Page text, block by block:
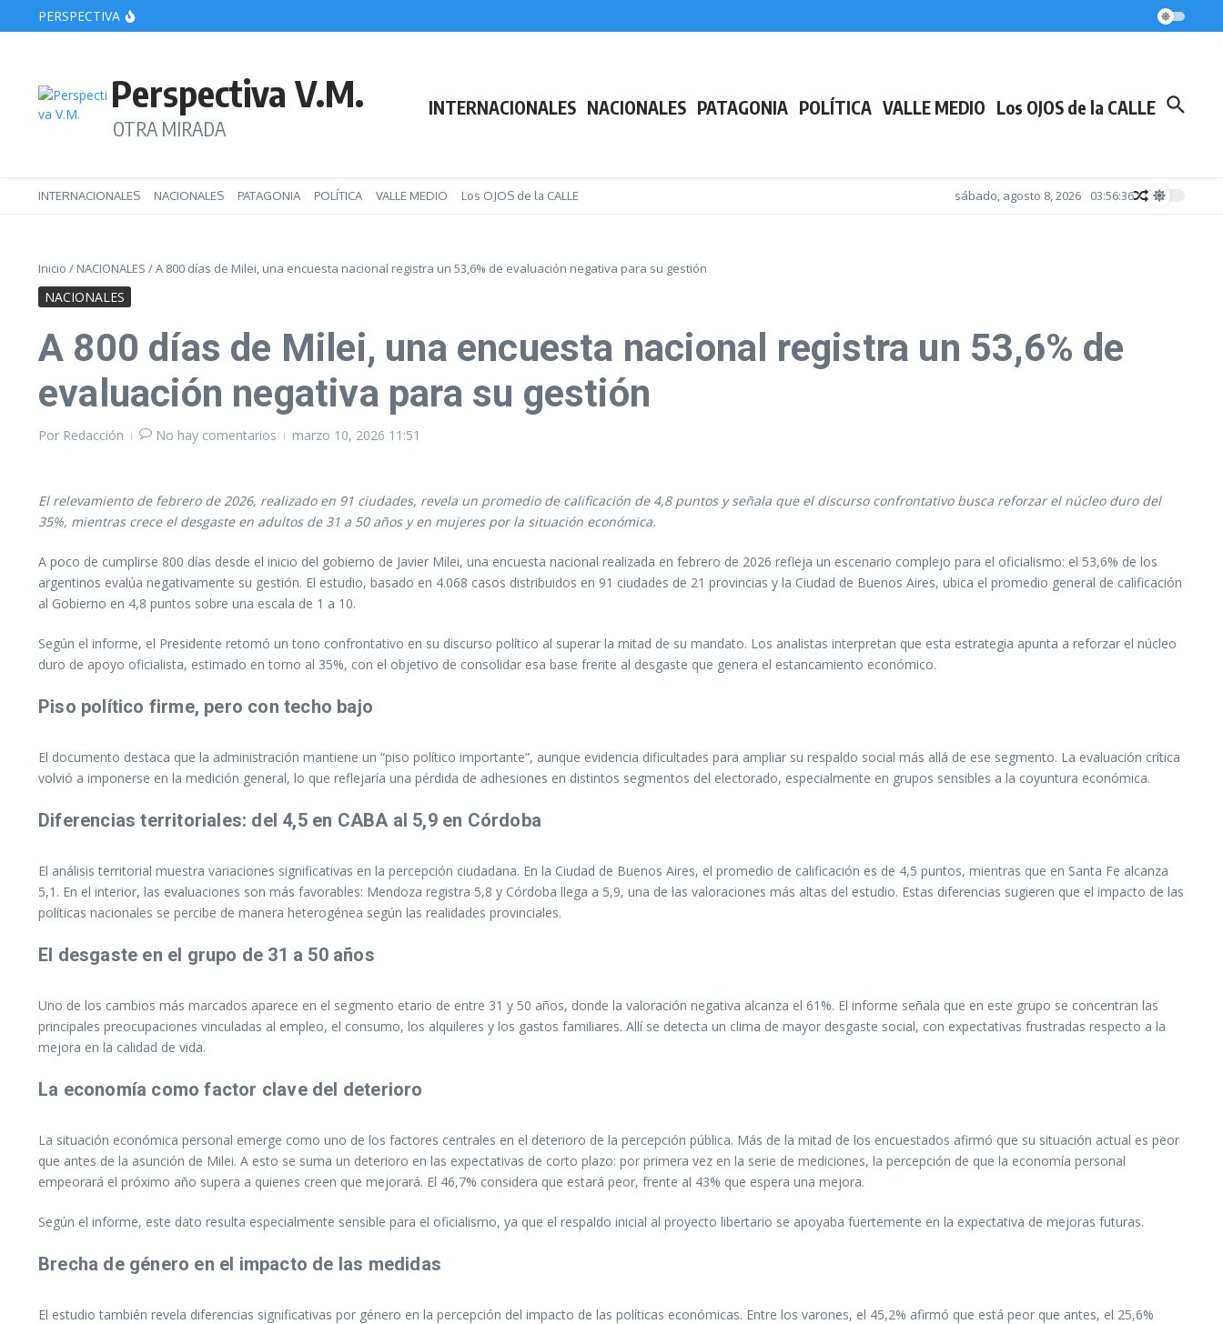
Saltar al contenido
PERSPECTIVA
Beltrán: Un joven desistió de eliminar el apellido paterno tras reconstruir el vínculo con su padre
Perspectiva V.M.
OTRA MIRADA
INTERNACIONALES NACIONALES PATAGONIA POLÍTICA VALLE MEDIO Los OJOS de la CALLE
INTERNACIONALES NACIONALES PATAGONIA POLÍTICA VALLE MEDIO Los OJOS de la CALLE sábado, agosto 8, 2026 03:56:36
Inicio / NACIONALES /A 800 días de Milei, una encuesta nacional registra un 53,6% de evaluación negativa para su gestión
NACIONALES
A 800 días de Milei, una encuesta nacional registra un 53,6% de
evaluación negativa para su gestión
Por Redacción No hay comentarios marzo 10, 2026 11:51
El relevamiento de febrero de 2026, realizado en 91 ciudades, revela un promedio de calificación de 4,8 puntos y señala que el discurso confrontativo busca reforzar el núcleo duro del
35%, mientras crece el desgaste en adultos de 31 a 50 años y en mujeres por la situación económica.
A poco de cumplirse 800 días desde el inicio del gobierno de Javier Milei, una encuesta nacional realizada en febrero de 2026 refleja un escenario complejo para el oficialismo: el 53,6% de los
argentinos evalúa negativamente su gestión. El estudio, basado en 4.068 casos distribuidos en 91 ciudades de 21 provincias y la Ciudad de Buenos Aires, ubica el promedio general de calificación
al Gobierno en 4,8 puntos sobre una escala de 1 a 10.
Según el informe, el Presidente retomó un tono confrontativo en su discurso político al superar la mitad de su mandato. Los analistas interpretan que esta estrategia apunta a reforzar el núcleo
duro de apoyo oficialista, estimado en torno al 35%, con el objetivo de consolidar esa base frente al desgaste que genera el estancamiento económico.
Piso político firme, pero con techo bajo
El documento destaca que la administración mantiene un “piso político importante”, aunque evidencia dificultades para ampliar su respaldo social más allá de ese segmento. La evaluación crítica
volvió a imponerse en la medición general, lo que reflejaría una pérdida de adhesiones en distintos segmentos del electorado, especialmente en grupos sensibles a la coyuntura económica.
Diferencias territoriales: del 4,5 en CABA al 5,9 en Córdoba
El análisis territorial muestra variaciones significativas en la percepción ciudadana. En la Ciudad de Buenos Aires, el promedio de calificación es de 4,5 puntos, mientras que en Santa Fe alcanza
5,1. En el interior, las evaluaciones son más favorables: Mendoza registra 5,8 y Córdoba llega a 5,9, una de las valoraciones más altas del estudio. Estas diferencias sugieren que el impacto de las
políticas nacionales se percibe de manera heterogénea según las realidades provinciales.
El desgaste en el grupo de 31 a 50 años
Uno de los cambios más marcados aparece en el segmento etario de entre 31 y 50 años, donde la valoración negativa alcanza el 61%. El informe señala que en este grupo se concentran las
principales preocupaciones vinculadas al empleo, el consumo, los alquileres y los gastos familiares. Allí se detecta un clima de mayor desgaste social, con expectativas frustradas respecto a la
mejora en la calidad de vida.
La economía como factor clave del deterioro
La situación económica personal emerge como uno de los factores centrales en el deterioro de la percepción pública. Más de la mitad de los encuestados afirmó que su situación actual es peor
que antes de la asunción de Milei. A esto se suma un deterioro en las expectativas de corto plazo: por primera vez en la serie de mediciones, la percepción de que la economía personal
empeorará el próximo año supera a quienes creen que mejorará. El 46,7% considera que estará peor, frente al 43% que espera una mejora.
Según el informe, este dato resulta especialmente sensible para el oficialismo, ya que el respaldo inicial al proyecto libertario se apoyaba fuertemente en la expectativa de mejoras futuras.
Brecha de género en el impacto de las medidas
El estudio también revela diferencias significativas por género en la percepción del impacto de las políticas económicas. Entre los varones, el 45,2% afirmó que está peor que antes, el 25,6%